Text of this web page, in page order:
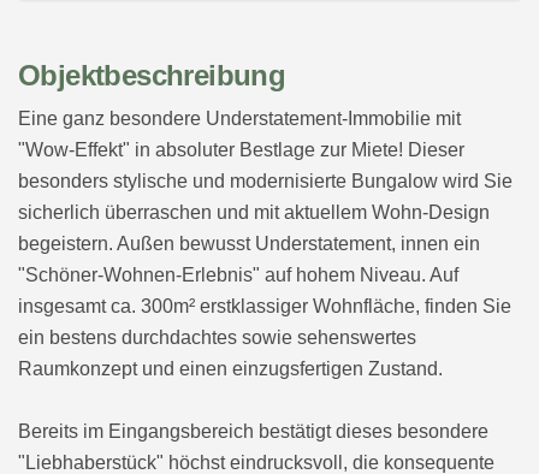
Objektbeschreibung
Eine ganz besondere Understatement-Immobilie mit
"Wow-Effekt" in absoluter Bestlage zur Miete! Dieser
besonders stylische und modernisierte Bungalow wird Sie
sicherlich überraschen und mit aktuellem Wohn-Design
begeistern. Außen bewusst Understatement, innen ein
"Schöner-Wohnen-Erlebnis" auf hohem Niveau. Auf
insgesamt ca. 300m² erstklassiger Wohnfläche, finden Sie
ein bestens durchdachtes sowie sehenswertes
Raumkonzept und einen einzugsfertigen Zustand.
Bereits im Eingangsbereich bestätigt dieses besondere
"Liebhaberstück" höchst eindrucksvoll, die konsequente